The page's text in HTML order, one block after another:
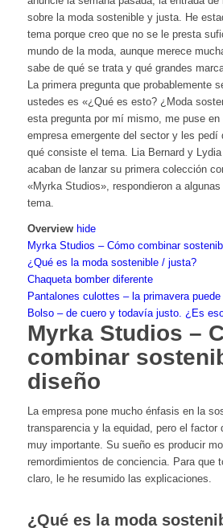
sobre la moda sostenible y justa. He
tema porque creo que no se le presta
mundo de la moda, aunque merece
sabe de qué se trata y qué grandes
La primera pregunta que probablemente
ustedes es «¿Qué es esto? ¿Moda
esta pregunta por mí mismo, me puse
empresa emergente del sector y les pedí
qué consiste el tema. Lia Bernard y Lydia
acaban de lanzar su primera colección
«Myrka Studios», respondieron a algunas
tema.
Overview hide
Myrka Studios – Cómo combinar
¿Qué es la moda sostenible / justa?
Chaqueta bomber diferente
Pantalones culottes – la primavera puede
Bolso – de cuero y todavía justo. ¿Es
Myrka Studios –
combinar
diseño
La empresa pone mucho énfasis en la
transparencia y la equidad, pero el factor
muy importante. Su sueño es producir
remordimientos de conciencia. Para que
claro, le he resumido las explicaciones.
¿Qué es la moda